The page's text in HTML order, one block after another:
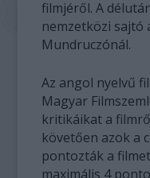
filmjéről. A
nemzetközi
Mundruczónál.
Az angol nyelvű
Magyar
kritikáikat a
követően azok a
pontozták a
maximális 4